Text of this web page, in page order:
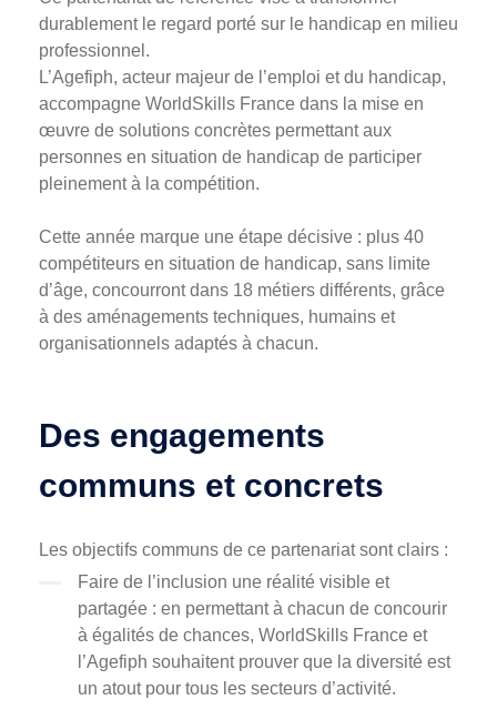
durablement le regard porté sur le handicap en milieu
professionnel.
L’Agefiph, acteur majeur de l’emploi et du handicap,
accompagne WorldSkills France dans la mise en
œuvre de solutions concrètes permettant aux
personnes en situation de handicap de participer
pleinement à la compétition.
Cette année marque une étape décisive : plus 40
compétiteurs en situation de handicap, sans limite
d’âge, concourront dans 18 métiers différents, grâce
à des aménagements techniques, humains et
organisationnels adaptés à chacun.
Des engagements
communs et concrets
Les objectifs communs de ce partenariat sont clairs :
Faire de l’inclusion une réalité visible et
partagée : en permettant à chacun de concourir
à égalités de chances, WorldSkills France et
l’Agefiph souhaitent prouver que la diversité est
un atout pour tous les secteurs d’activité.